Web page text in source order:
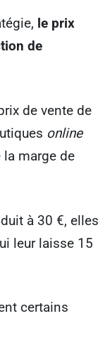
le prix
de
de vente de
online
marge de
à 30 €, elles
leur laisse 15
certains